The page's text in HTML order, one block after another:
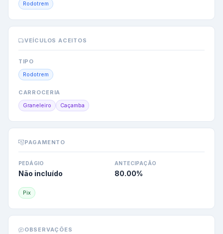
Rodotrem
VEÍCULOS ACEITOS
TIPO
Rodotrem
CARROCERIA
Graneleiro Caçamba
PAGAMENTO
PEDÁGIO
Não incluído
ANTECIPAÇÃO
80.00%
Pix
OBSERVAÇÕES